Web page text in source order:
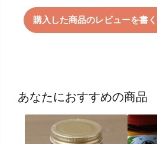
購入した商品のレビューを書
あなたにおすすめの商品